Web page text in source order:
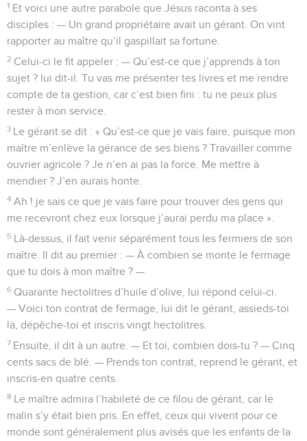
1 Et voici une autre parabole que Jésus raconta à ses
disciples : — Un grand propriétaire avait un gérant. On vint
rapporter au maître qu’il gaspillait sa fortune.
2 Celui-ci le fit appeler : — Qu’est-ce que j’apprends à ton
sujet ? lui dit-il. Tu vas me présenter tes livres et me rendre
compte de ta gestion, car c’est bien fini : tu ne peux plus
rester à mon service.
3 Le gérant se dit : « Qu’est-ce que je vais faire, puisque mon
maître m’enlève la gérance de ses biens ? Travailler comme
ouvrier agricole ? Je n’en ai pas la force. Me mettre à
mendier ? J’en aurais honte.
4 Ah ! je sais ce que je vais faire pour trouver des gens qui
me recevront chez eux lorsque j’aurai perdu ma place ».
5 Là-dessus, il fait venir séparément tous les fermiers de son
maître. Il dit au premier : — À combien se monte le fermage
que tu dois à mon maître ? —
6 Quarante hectolitres d’huile d’olive, lui répond celui-ci.
— Voici ton contrat de fermage, lui dit le gérant, assieds-toi
là, dépêche-toi et inscris vingt hectolitres.
7 Ensuite, il dit à un autre. — Et toi, combien dois-tu ? — Cinq
cents sacs de blé. — Prends ton contrat, reprend le gérant, et
inscris-en quatre cents.
8 Le maître admira l’habileté de ce filou de gérant, car le
malin s’y était bien pris. En effet, ceux qui vivent pour ce
monde sont généralement plus avisés que les enfants de la